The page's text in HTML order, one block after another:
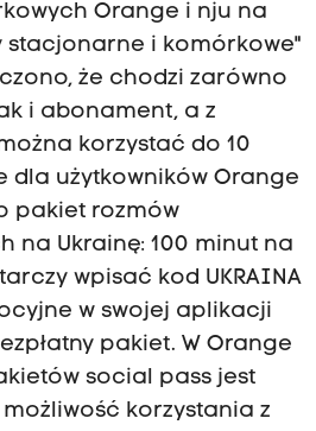
Orange i nju na
stacjonarne i komórkowe"
że chodzi zarówno
i abonament, a z
korzystać do 10
dla użytkowników Orange
pakiet rozmów
na Ukrainę: 100 minut na
wpisać kod UKRAINA
w swojej aplikacji
pakiet. W Orange
social pass jest
korzystania z